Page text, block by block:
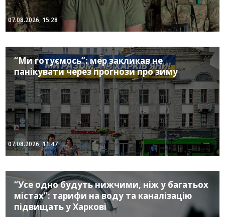
07.08.2026, 15:28
“Ми готуємось”: мер закликав не
панікувати через прогнози про зиму
07.08.2026, 11:47
“Усе одно будуть нижчими, ніж у багатьох
містах”: тарифи на воду та каналізацію
підвищать у Харкові